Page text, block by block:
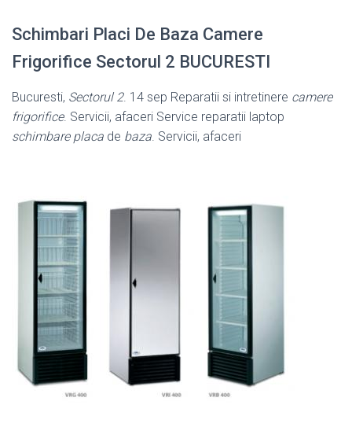
Schimbari Placi De Baza Camere
Frigorifice Sectorul 2 BUCURESTI
Bucuresti, Sectorul 2. 14 sep Reparatii si intretinere camere
frigorifice. Servicii, afaceri Service reparatii laptop
schimbare placa de baza. Servicii, afaceri